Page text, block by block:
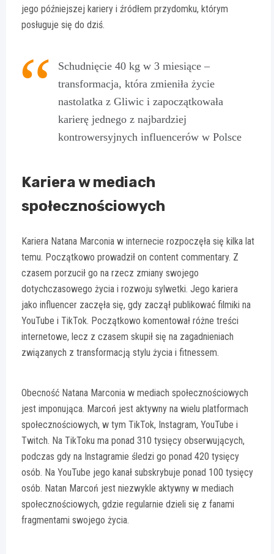
jego późniejszej kariery i źródłem przydomku, którym
posługuje się do dziś.
Schudnięcie 40 kg w 3 miesiące –
transformacja, która zmieniła życie
nastolatka z Gliwic i zapoczątkowała
karierę jednego z najbardziej
kontrowersyjnych influencerów w Polsce
Kariera w mediach
społecznościowych
Kariera Natana Marconia w internecie rozpoczęła się kilka lat
temu. Początkowo prowadził on content commentary. Z
czasem porzucił go na rzecz zmiany swojego
dotychczasowego życia i rozwoju sylwetki. Jego kariera
jako influencer zaczęła się, gdy zaczął publikować filmiki na
YouTube i TikTok. Początkowo komentował różne treści
internetowe, lecz z czasem skupił się na zagadnieniach
związanych z transformacją stylu życia i fitnessem.
Obecność Natana Marconia w mediach społecznościowych
jest imponująca. Marcoń jest aktywny na wielu platformach
społecznościowych, w tym TikTok, Instagram, YouTube i
Twitch. Na TikToku ma ponad 310 tysięcy obserwujących,
podczas gdy na Instagramie śledzi go ponad 420 tysięcy
osób. Na YouTube jego kanał subskrybuje ponad 100 tysięcy
osób. Natan Marcoń jest niezwykle aktywny w mediach
społecznościowych, gdzie regularnie dzieli się z fanami
fragmentami swojego życia.